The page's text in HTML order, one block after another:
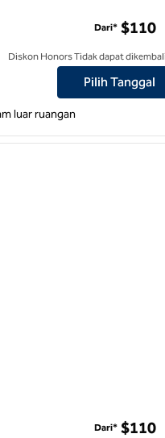
Suites by Hilton San Jose
Dari* $110
Diskon Honors Tidak dapat
Pilih Tanggal
luar ruangan
Dari* $110